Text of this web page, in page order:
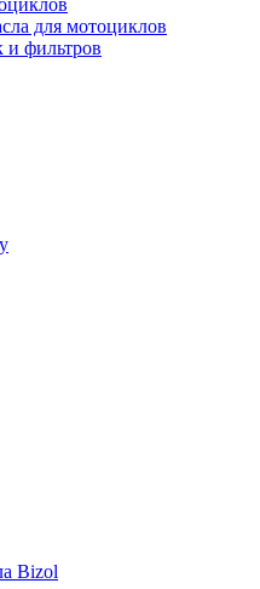
для мотоциклов
и фильтров
Bizol